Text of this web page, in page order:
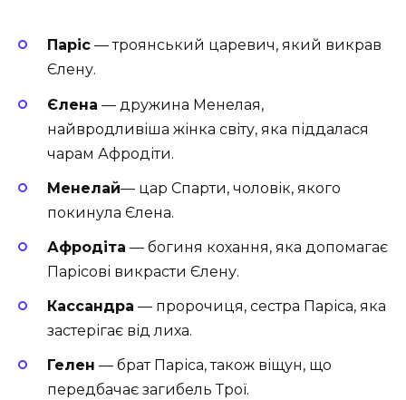
Паріс — троянський царевич, який викрав
Єлену.
Єлена — дружина Менелая,
найвродливіша жінка світу, яка піддалася
чарам Афродіти.
Менелай— цар Спарти, чоловік, якого
покинула Єлена.
Афродіта — богиня кохання, яка допомагає
Парісові викрасти Єлену.
Кассандра — пророчиця, сестра Паріса, яка
застерігає від лиха.
Гелен — брат Паріса, також віщун, що
передбачає загибель Трої.